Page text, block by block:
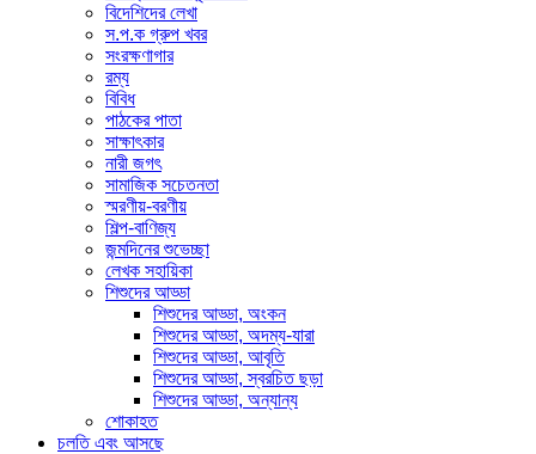
বিদেশিদের লেখা
স.প.ক গ্রুপ খবর
সংরক্ষণাগার
রম্য
বিবিধ
পাঠকের পাতা
সাক্ষাৎকার
নারী জগৎ
সামাজিক সচেতনতা
স্মরণীয়-বরণীয়
শিল্প-বাণিজ্য
জন্মদিনের শুভেচ্ছা
লেখক সহায়িকা
শিশুদের আড্ডা
শিশুদের আড্ডা, অংকন
শিশুদের আড্ডা, অদম্য-যারা
শিশুদের আড্ডা, আবৃতি
শিশুদের আড্ডা, স্বরচিত ছড়া
শিশুদের আড্ডা, অন্যান্য
শোকাহত
চলতি এবং আসছে